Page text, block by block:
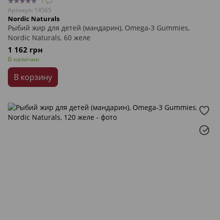
Артикул: 14565
Nordic Naturals
Рыбий жир для детей (мандарин), Omega-3 Gummies,
Nordic Naturals, 60 желе
1 162 грн
В наличии
В корзину